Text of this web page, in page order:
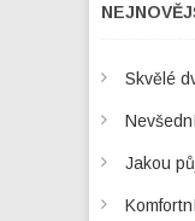
Skvělé
Jakou